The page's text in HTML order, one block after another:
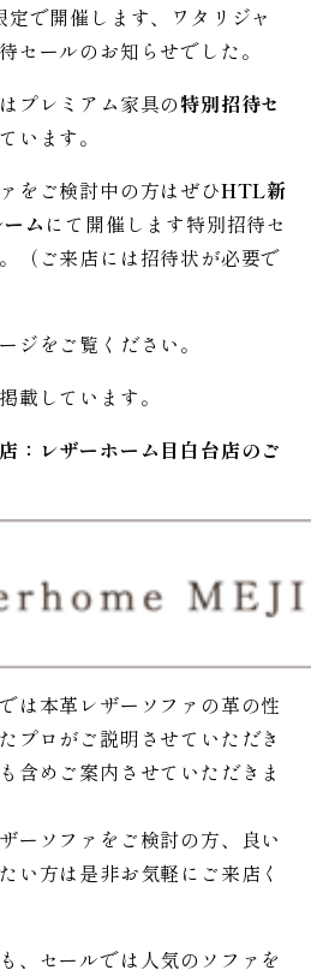
で開催します、ワタリジャ
セールのお知らせでした。
はプレミアム家具の特別招待セ
います。
をご検討中の方はぜひHTL新
ム にて開催します特別招待セ
（ご来店には招待状が必要で
ジをご覧ください。
載しています。
：レザーホーム 目白台店のご
は本革レザーソファの革の性
プロがご説明させていただき
含めご案内させていただきま
ーソファをご検討の方、良い
い方は是非お気軽にご来店く
、セールでは人気のソファを